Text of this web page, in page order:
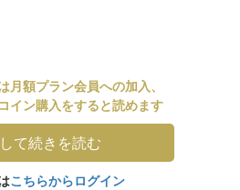
月額プラン会員への加入、
イン購入をすると読めます
て続きを読む
こちらからログイン